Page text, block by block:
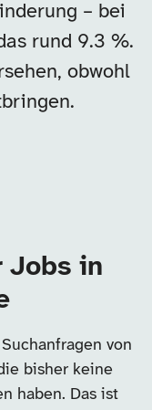
– bei
rund 9.3 %.
obwohl
Jobs in
von
bisher keine
haben. Das ist